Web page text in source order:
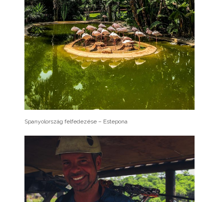
Spanyolország felfedezése – Estepona